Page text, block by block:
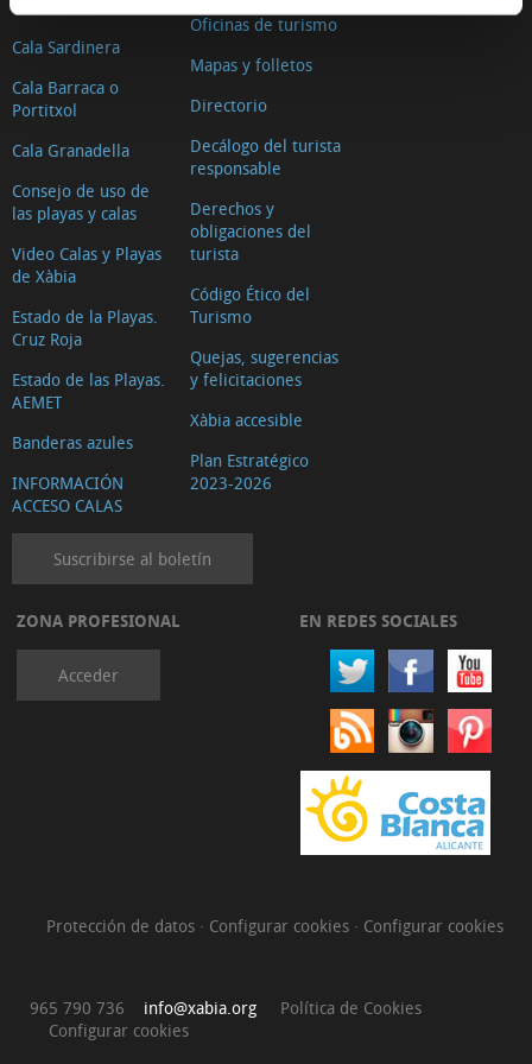
Cala Blanca
Cala Sardinera
Cala Barraca o
Portitxol
Cala Granadella
Consejo de uso de
las playas y calas
Video Calas y Playas
de Xàbia
Estado de la Playas.
Cruz Roja
Estado de las Playas.
AEMET
Banderas azules
INFORMACIÓN
ACCESO CALAS
Oficinas de turismo
Mapas y folletos
Directorio
Decálogo del turista
responsable
Derechos y
obligaciones del
turista
Código Ético del
Turismo
Quejas, sugerencias
y felicitaciones
Xàbia accesible
Plan Estratégico
2023-2026
Suscribirse al boletín
ZONA PROFESIONAL
Acceder
EN REDES SOCIALES
Protección de datos · Configurar cookies · Configurar cookies
965 790 736 info@xabia.org
Política de Cookies
Configurar cookies